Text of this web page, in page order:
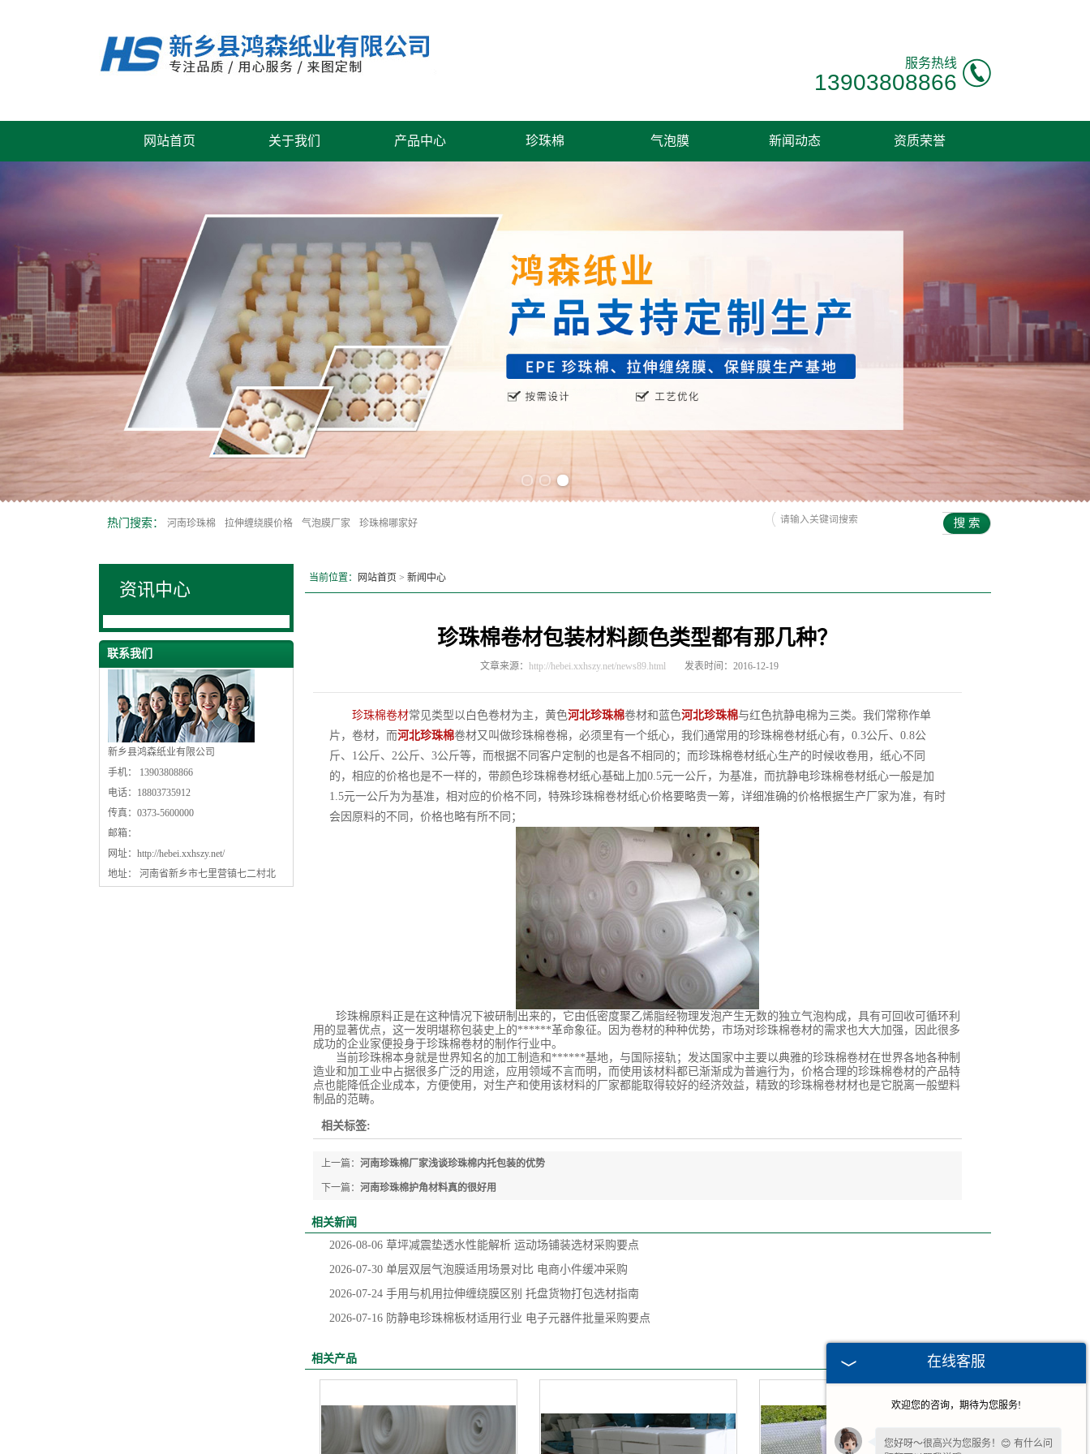
服务热线
13903808866
网站首页 关于我们 产品中心 珍珠棉 气泡膜 新闻动态 资质荣誉
热门搜索： 河南珍珠棉 拉伸缠绕膜价格 气泡膜厂家 珍珠棉哪家好
资讯中心
联系我们
新乡县鸿森纸业有限公司
手机： 13903808866
电话：18803735912
传真：0373-5600000
邮箱：
网址： http://hebei.xxhszy.net/
地址： 河南省新乡市七里营镇七二村北
当前位置： 网站首页 > 新闻中心
珍珠棉卷材包装材料颜色类型都有那几种？
文章来源： http://hebei.xxhszy.net/news89.html 发表时间：2016-12-19
珍珠棉卷材常见类型以白色卷材为主，黄色河北珍珠棉卷材和蓝色河北珍珠棉与红色抗静电棉为三类。我们常称作单
片，卷材，而河北珍珠棉卷材又叫做珍珠棉卷棉，必须里有一个纸心，我们通常用的珍珠棉卷材纸心有，0.3公斤、0.8公
斤、1公斤、2公斤、3公斤等，而根据不同客户定制的也是各不相同的；而珍珠棉卷材纸心生产的时候收卷用，纸心不同
的，相应的价格也是不一样的，带颜色珍珠棉卷材纸心基础上加0.5元一公斤，为基准，而抗静电珍珠棉卷材纸心一般是加
1.5元一公斤为为基准，相对应的价格不同，特殊珍珠棉卷材纸心价格要略贵一筹，详细准确的价格根据生产厂家为准，有时
会因原料的不同，价格也略有所不同；
珍珠棉原料正是在这种情况下被研制出来的，它由低密度聚乙烯脂经物理发泡产生无数的独立气泡构成，具有可回收可循环利
用的显著优点，这一发明堪称包装史上的******革命象征。因为卷材的种种优势，市场对珍珠棉卷材的需求也大大加强，因此很多
成功的企业家便投身于珍珠棉卷材的制作行业中。
当前珍珠棉本身就是世界知名的加工制造和******基地，与国际接轨；发达国家中主要以典雅的珍珠棉卷材在世界各地各种制
造业和加工业中占据很多广泛的用途，应用领域不言而明，而使用该材料都已渐渐成为普遍行为，价格合理的珍珠棉卷材的产品特
点也能降低企业成本，方便使用，对生产和使用该材料的厂家都能取得较好的经济效益，精致的珍珠棉卷材材也是它脱离一般塑料
制品的范畴。
相关标签:
上一篇： 河南珍珠棉厂家浅谈珍珠棉内托包装的优势
下一篇： 河南珍珠棉护角材料真的很好用
相关新闻
2026-08-06 草坪减震垫透水性能解析 运动场铺装选材采购要点
2026-07-30 单层双层气泡膜适用场景对比 电商小件缓冲采购
2026-07-24 手用与机用拉伸缠绕膜区别 托盘货物打包选材指南
2026-07-16 防静电珍珠棉板材适用行业 电子元器件批量采购要点
相关产品 在线客服
欢迎您的咨询，期待为您服务!
您好呀～很高兴为您服务！😊 有什么问